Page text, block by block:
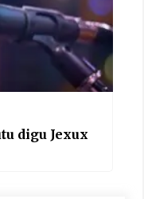
digu Jexux